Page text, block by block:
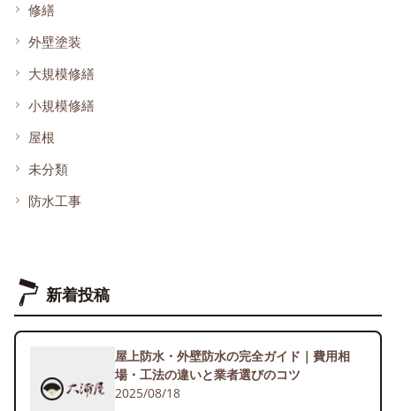
修繕
外壁塗装
大規模修繕
小規模修繕
屋根
未分類
防水工事
新着投稿
屋上防水・外壁防水の完全ガイド｜費用相
場・工法の違いと業者選びのコツ
2025/08/18